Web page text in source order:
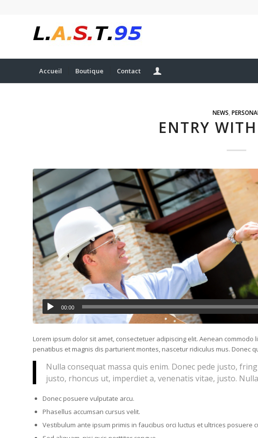
Accueil Boutique Contact
NEWS
ENTRY
00:00
Lorem ipsum dolor sit amet, consectetuer adipiscing elit. Aenean
penatibus et magnis dis parturient montes, nascetur ridiculus mus. Donec
Nulla consequat massa quis enim. Donec pede justo,
justo, rhoncus ut, imperdiet a, venenatis vitae, justo.
Donec posuere vulputate arcu.
Phasellus accumsan cursus velit.
Vestibulum ante ipsum primis in faucibus orci luctus et ultrices posuere